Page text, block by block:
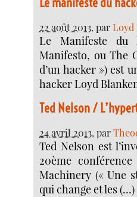
22 août 2013, parLoyd
Le Manifeste du
Manifesto, ou The
d’un hacker ») est
hacker Loyd
Ted Nelson /
24 avril 2013, par
Ted Nelson est
20ème
Machinery (« Une
qui change et les (…)